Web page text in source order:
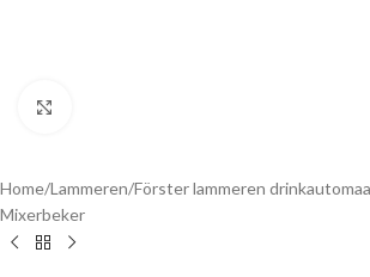
Home/Lammeren/Förster lammeren
Mixerbeker